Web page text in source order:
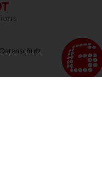
Datenschutz